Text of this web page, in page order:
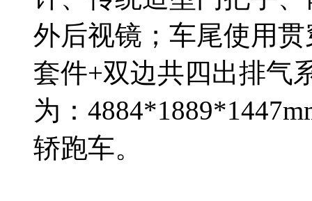
外后视镜；车尾使用
套件+双边共四出排气
为：
轿跑车。